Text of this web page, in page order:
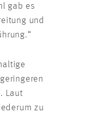
gab es
und
Laut
zu